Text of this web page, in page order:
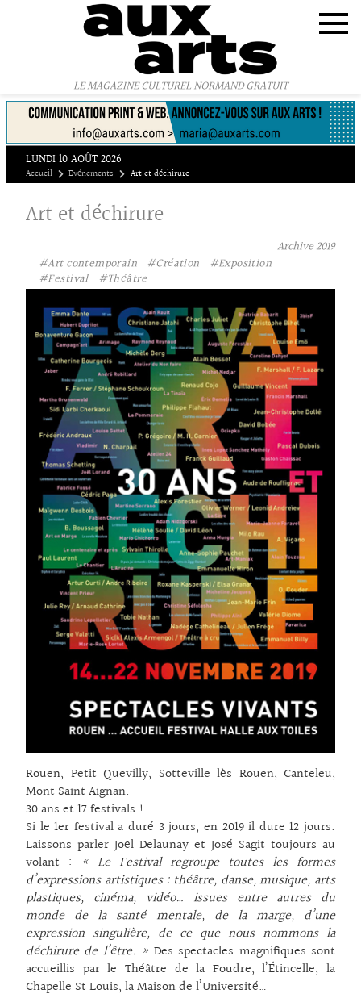
LE MAGAZINE CULTUREL NORMAND GRATUIT
LUNDI 10 AOÛT 2026
Accueil Evénements Art et déchirure
Art et déchirure
Archive2019
#Art contemporain
#Création
#Exposition
#Festival
#Théâtre
Rouen, Petit Quevilly, Sotteville lès Rouen, Canteleu,
Mont Saint Aignan.
30 ans et 17 festivals !
Si le 1er festival a duré 3 jours, en 2019 il dure 12 jours.
Laissons parler Joël Delaunay et José Sagit toujours au
volant : « Le Festival regroupe toutes les formes
d’expressions artistiques : théâtre, danse, musique, arts
plastiques, cinéma, vidéo… issues entre autres du
monde de la santé mentale, de la marge, d’une
expression singulière, de ce que nous nommons la
déchirure de l’être. » Des spectacles magnifiques sont
accueillis par le Théâtre de la Foudre, l’Étincelle, la
Chapelle St Louis, la Maison de l’Université…
Panneau de gestion des cookies